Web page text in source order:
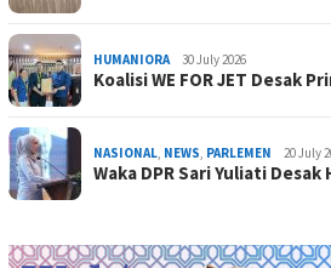
HUMANIORA 30 July 2026
Koalisi WE FOR JET Desak
NASIONAL, NEWS, PARLEMEN 20 July
Waka DPR Sari Yuliati